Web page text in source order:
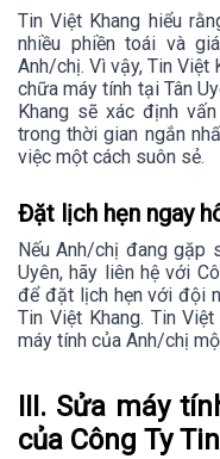
Tin Việt Khang hiểu
nhiều phiền toái và
Anh/chị. Vì vậy, Tin Việt
chữa máy tính tại Tân
Khang sẽ xác định
trong thời gian ngắn
việc một cách suôn sẻ.
Đặt lịch hẹn ngay
Nếu Anh/chị đang gặp
Uyên, hãy liên hệ với
để đặt lịch hẹn với đội
Tin Việt Khang. Tin
máy tính của Anh/chị
III. Sửa máy
của Công Ty